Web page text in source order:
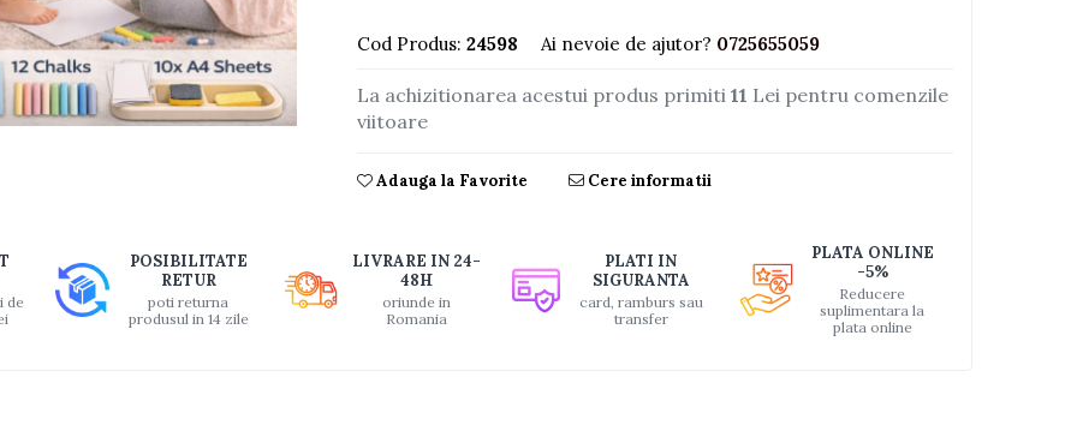
Cod Produs: 24598 Ai nevoie de ajutor? 0725655059
La achizitionarea acestui produs primiti11 Lei pentru comenzile
viitoare
Adauga la Favorite Cere informatii
de
POSIBILITATE
RETUR
poti returna
produsul in 14 zile
LIVRARE IN 24-
48H
oriunde in
Romania
PLATI IN
SIGURANTA
card, ramburs sau
transfer
PLATA ONLINE
-5%
Reducere
suplimentara la
plata online